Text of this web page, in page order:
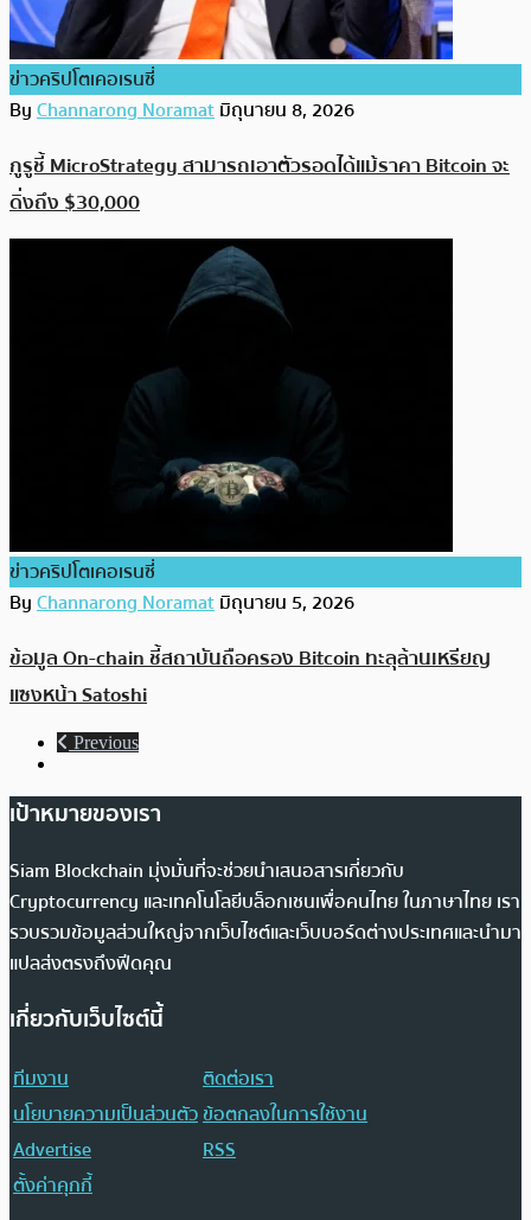
ข่าวคริปโตเคอเรนซี่
ByChannarong Noramatมิถุนายน 8, 2026
กูรูชี้ MicroStrategy สามารถเอาตัวรอดได้แม้ราคา Bitcoin จะ
ดิ่งถึง $30,000
ข่าวคริปโตเคอเรนซี่
ByChannarong Noramatมิถุนายน 5, 2026
ข้อมูล On-chain ชี้สถาบันถือครอง Bitcoin ทะลุล้านเหรียญ
แซงหน้า Satoshi
Previous
เป้าหมายของเรา
Siam Blockchain มุ่งมั่นที่จะช่วยนำเสนอสารเกี่ยวกับ
Cryptocurrency และเทคโนโลยีบล็อกเชนเพื่อคนไทย ในภาษาไทย เรา
รวบรวมข้อมูลส่วนใหญ่จากเว็บไซต์และเว็บบอร์ดต่างประเทศและนำมา
แปลส่งตรงถึงฟีดคุณ
เกี่ยวกับเว็บไซต์นี้
ทีมงาน
ติดต่อเรา
นโยบายความเป็นส่วนตัวข้อตกลงในการใช้งาน
Advertise
RSS
ตั้งค่าคุกกี้